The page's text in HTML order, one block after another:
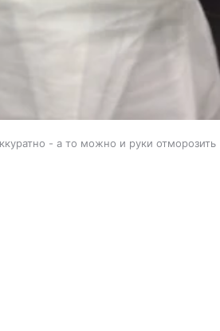
- а то можно и руки отморозить